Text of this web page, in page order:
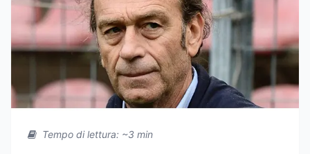
Tempo di lettura: ~3 min